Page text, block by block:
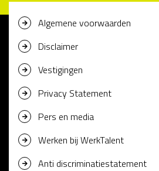
Algemene voorwaarden
Disclaimer
Vestigingen
Privacy Statement
Pers en media
Werken bij WerkTalent
Anti discriminatiestatement